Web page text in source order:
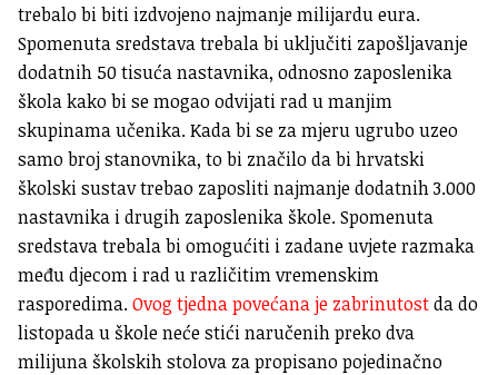
trebalo bi biti izdvojeno najmanje milijardu eura.
Spomenuta sredstava trebala bi uključiti zapošljavanje
dodatnih 50 tisuća nastavnika, odnosno zaposlenika
škola kako bi se mogao odvijati rad u manjim
skupinama učenika. Kada bi se za mjeru ugrubo uzeo
samo broj stanovnika, to bi značilo da bi hrvatski
školski sustav trebao zaposliti najmanje dodatnih 3.000
nastavnika i drugih zaposlenika škole. Spomenuta
sredstava trebala bi omogućiti i zadane uvjete razmaka
među djecom i rad u različitim vremenskim
rasporedima.Ovog tjedna povećana je zabrinutostda do
listopada u škole neće stići naručenih preko dva
milijuna školskih stolova za propisano pojedinačno